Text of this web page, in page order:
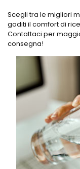
Scegli tra le migliori
goditi il comfort di
Contattaci per
consegna!